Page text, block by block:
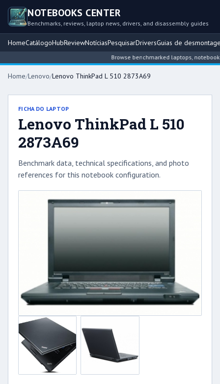
NOTEBOOKS CENTER
Benchmarks, reviews, laptop news, drivers, and disassembly guides
HomeCatálogoHubReviewNotíciasPesquisarDriversGuias de
Browse benchmarked laptops, notebook
Home/Lenovo/Lenovo ThinkPad L 510 2873A69
FICHA DO LAPTOP
Lenovo ThinkPad L 510
2873A69
Benchmark data, technical specifications, and photo
references for this notebook configuration.